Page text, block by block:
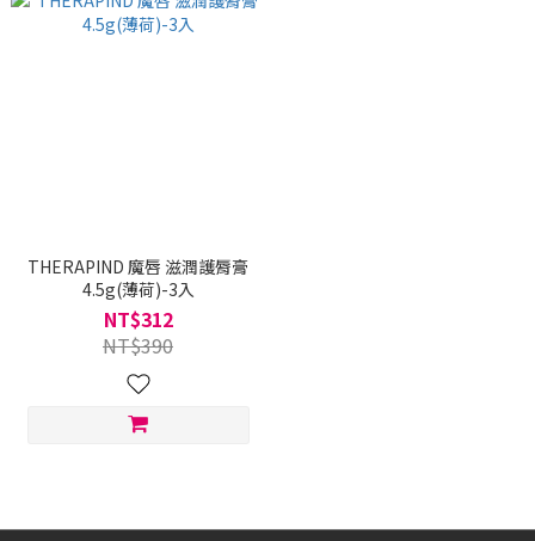
THERAPIND 魔唇 滋潤護脣膏
4.5g(薄荷)-3入
NT$312
NT$390